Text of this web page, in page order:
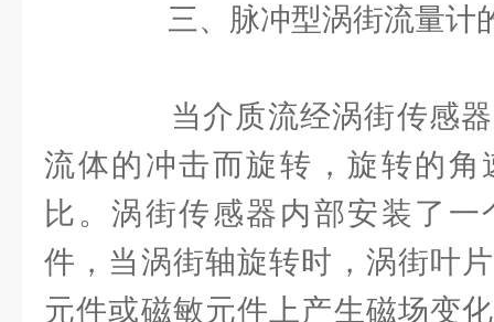
三、脉冲型涡街流量计
当介质流经涡街传感器
流体的冲击而旋转，旋转的角
比。涡街传感器内部安装了
件，当涡街轴旋转时，涡街叶
元件或磁敏元件上产生磁场变